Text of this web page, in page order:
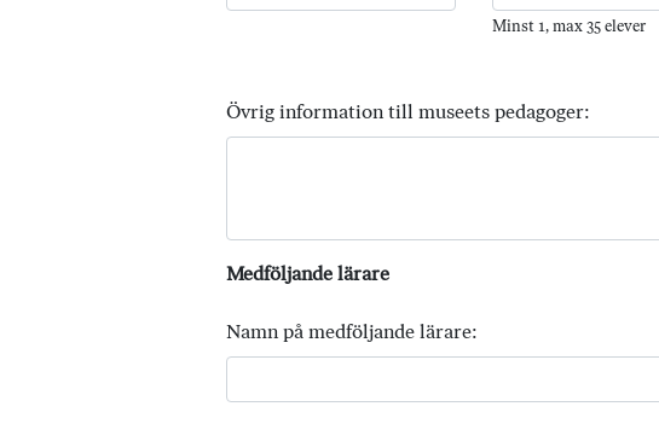
Minst 1, max 35 elever
Övrig information till museets pedagoger:
Medföljande lärare
Namn på medföljande lärare: